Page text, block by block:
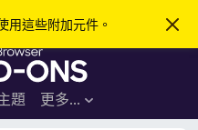
用這些附加元件。
忽
此
題 更多…
登入